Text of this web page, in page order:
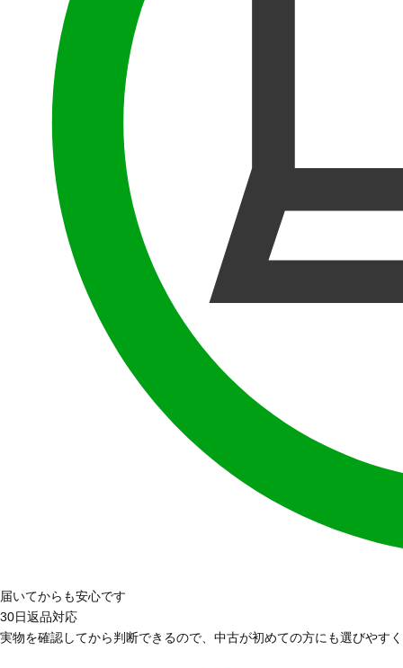
届いてからも安心です
30日返品対応
実物を確認してから判断できるので、中古が初めての方にも選びやす